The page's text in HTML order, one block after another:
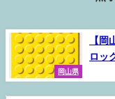
岡山県
【
ロッ